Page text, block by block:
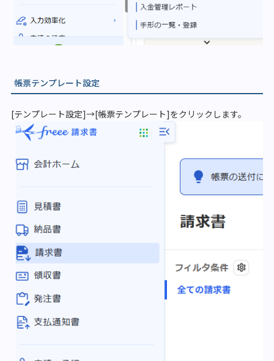
帳票テンプレート設定
[テンプレート設定]→[帳票テンプレート]をクリックします。